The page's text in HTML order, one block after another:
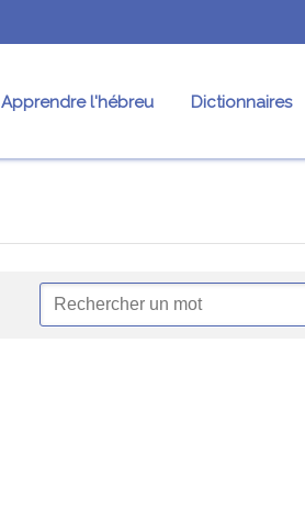
Apprendre l'hébreu Dictionnaires